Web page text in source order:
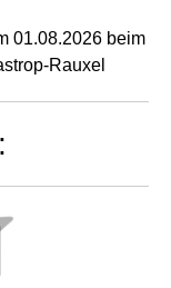
01.08.2026 beim
Rauxel